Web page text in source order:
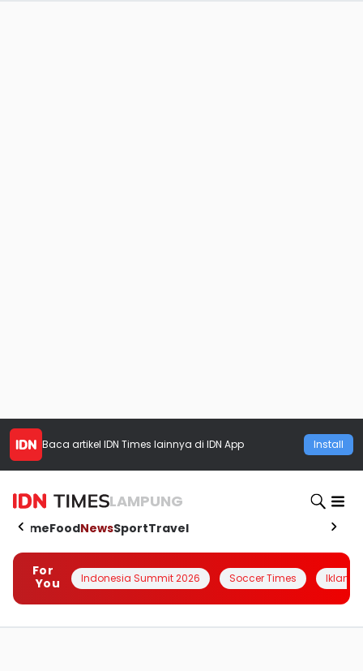
Baca artikel IDN Times lainnya di IDN App Install
LAMPUNG
HomeFoodNewsSportTravel
For
You
Indonesia Summit 2026 Soccer Times Iklanin